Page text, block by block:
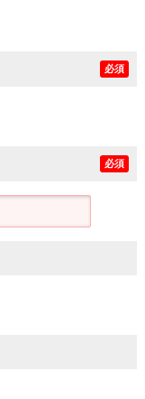
必須
必須